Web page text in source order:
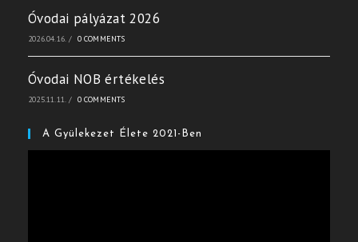
Óvodai pályázat 2026
2026.04.16. / 0 COMMENTS
Óvodai NOB értékelés
2025.11.11. / 0 COMMENTS
A Gyülekezet Élete 2021-Ben